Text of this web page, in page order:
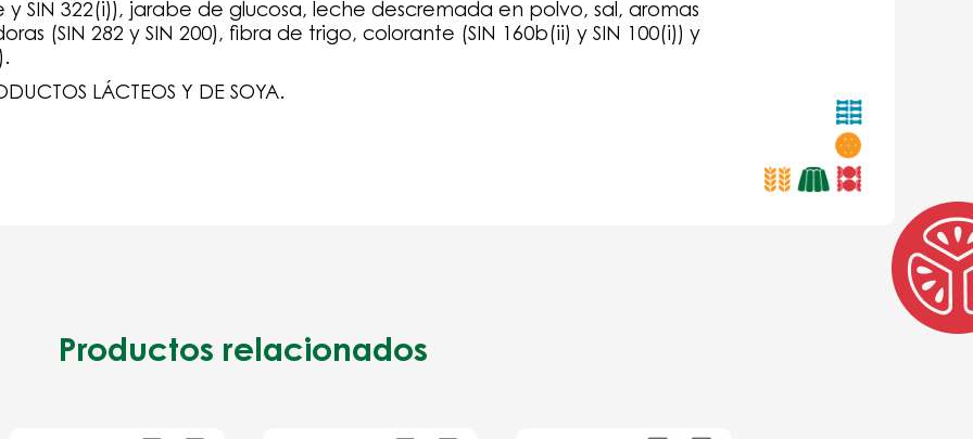
y SIN 322(i)), jarabe de glucosa, leche descremada en polvo, sal, aromas
(SIN 282 y SIN 200), fibra de trigo, colorante (SIN 160b(ii) y SIN 100(i)) y
LÁCTEOS Y DE SOYA.
Productos relacionados